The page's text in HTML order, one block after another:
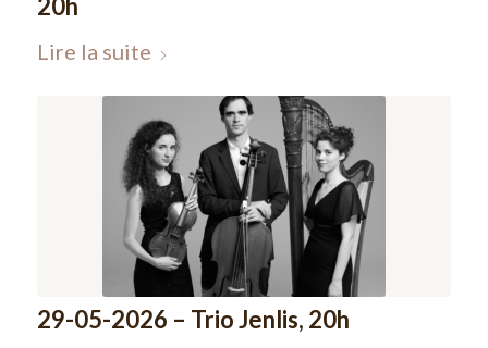
20h
Lire la suite
29-05-2026 – Trio Jenlis, 20h